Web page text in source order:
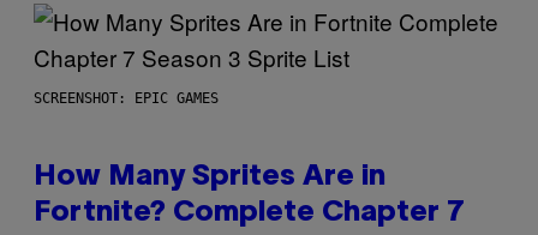
SCREENSHOT: EPIC GAMES
How Many Sprites Are in
Fortnite? Complete Chapter 7